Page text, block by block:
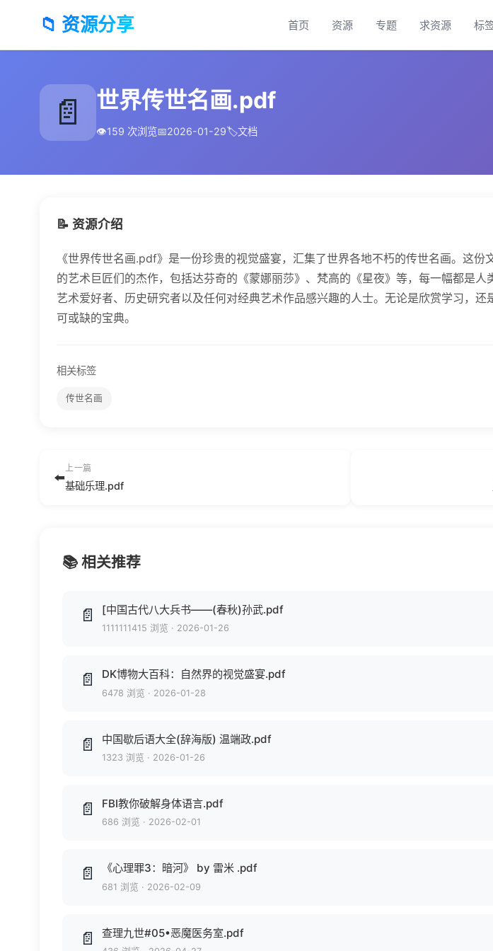
📁 资源分享 首页 资源 专题 求资源 标
📄 世界传世名画.pdf
👁️159 次浏览📅2026-01-29🏷️文档
📝 资源介绍
《世界传世名画.pdf》是一份珍贵的视觉盛宴，汇集了世界各地不朽的传世名画。这份
的艺术巨匠们的杰作，包括达芬奇的《蒙娜丽莎》、梵高的《星夜》等，每一幅都是人
艺术爱好者、历史研究者以及任何对经典艺术作品感兴趣的人士。无论是欣赏学习，还
可或缺的宝典。
相关标签
传世名画
⬅️
上一篇
基础乐理.pdf
📚 相关推荐
📄 [中国古代八大兵书——(春秋)孙武.pdf
1111111415 浏览 · 2026-01-26
📄 DK博物大百科：自然界的视觉盛宴.pdf
6478 浏览 · 2026-01-28
📄 中国歇后语大全(辞海版) 温端政.pdf
1323 浏览 · 2026-01-26
📄 FBI教你破解身体语言.pdf
686 浏览 · 2026-02-01
📄 《心理罪3：暗河》 by 雷米 .pdf
681 浏览 · 2026-02-09
📄 查理九世#05•恶魔医务室.pdf